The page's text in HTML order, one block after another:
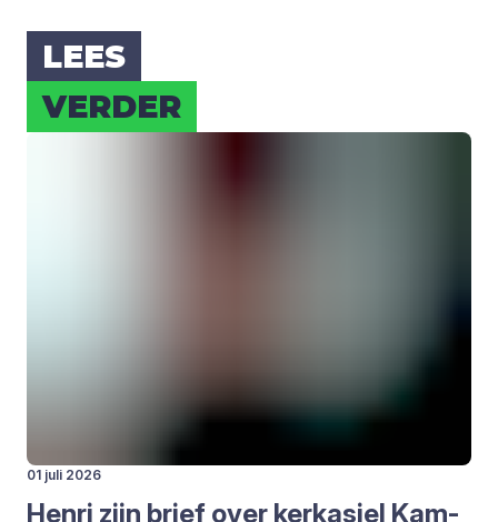
LEES
VER­DER
01 juli 2026
Hen­ri zijn brief over kerk­asiel Kam­